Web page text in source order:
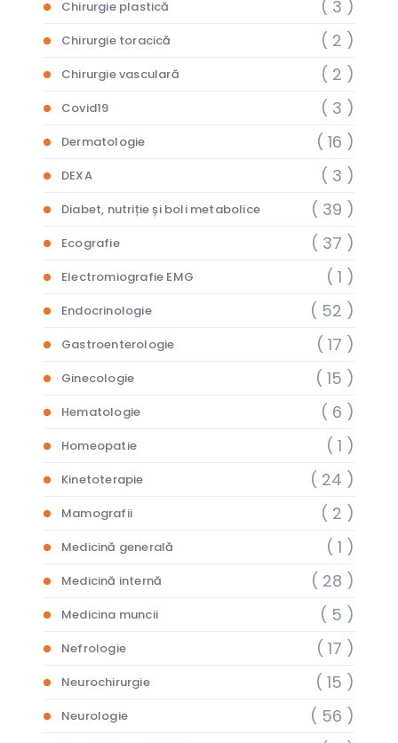
Chirurgie plastică ( 3 )
Chirurgie toracică ( 2 )
Chirurgie vasculară ( 2 )
Covid19 ( 3 )
Dermatologie ( 16 )
DEXA ( 3 )
Diabet, nutriție și boli metabolice ( 39 )
Ecografie ( 37 )
Electromiografie EMG ( 1 )
Endocrinologie ( 52 )
Gastroenterologie ( 17 )
Ginecologie ( 15 )
Hematologie ( 6 )
Homeopatie ( 1 )
Kinetoterapie ( 24 )
Mamografii ( 2 )
Medicină generală ( 1 )
Medicină internă ( 28 )
Medicina muncii ( 5 )
Nefrologie ( 17 )
Neurochirurgie ( 15 )
Neurologie ( 56 )